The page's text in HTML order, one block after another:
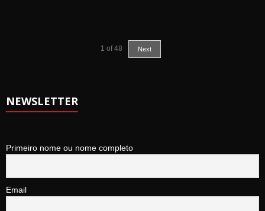
1 of 48 Next
NEWSLETTER
Primeiro nome ou nome completo
Email